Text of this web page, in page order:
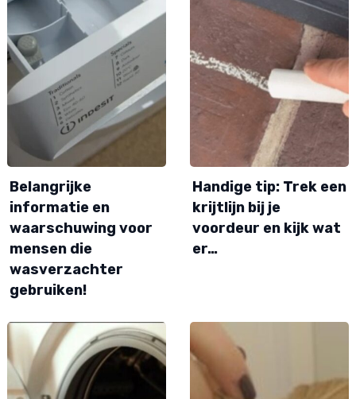
Belangrijke
informatie en
waarschuwing voor
mensen die
wasverzachter
gebruiken!
Handige tip: Trek een
krijtlijn bij je
voordeur en kijk wat
er…